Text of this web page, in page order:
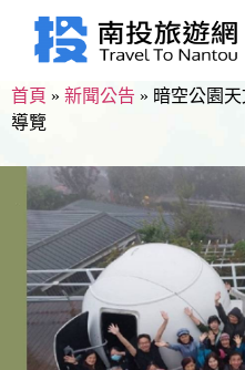
首頁 » 新聞公告 » 暗空公園
導覽